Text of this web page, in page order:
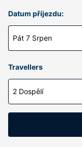
Datum příjezdu:
Pát 7 Srpen
Travellers
2 Dospělí